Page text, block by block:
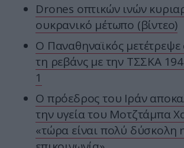
Drones οπτικών ινών
ουκρανικό μέτωπο (βίντεο)
Ο Παναθηναϊκός μετέτρεψε
τη ρεβάνς με την ΤΣΣΚΑ
1
Ο πρόεδρος του Ιράν
την υγεία του Μοτζτάμπα
«τώρα είναι πολύ δύσκολη